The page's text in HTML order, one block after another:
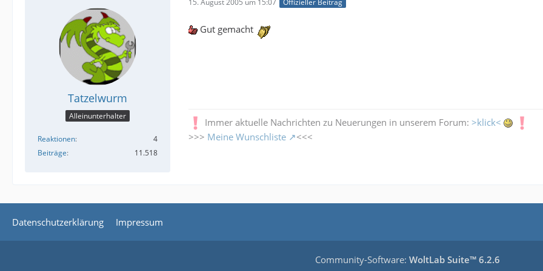
Tatzelwurm
Alleinunterhalter
Reaktionen
4
Beiträge
11.518
Gut gemacht
Immer aktuelle Nachrichten zu Neuerungen in unserem Forum: >klick<
>>> Meine Wunschliste <<<
Datenschutzerklärung Impressum
Community-Software: WoltLab Suite™ 6.2.6